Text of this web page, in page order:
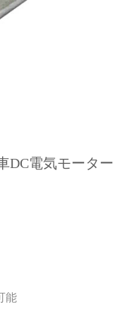
DC電気モーター
能